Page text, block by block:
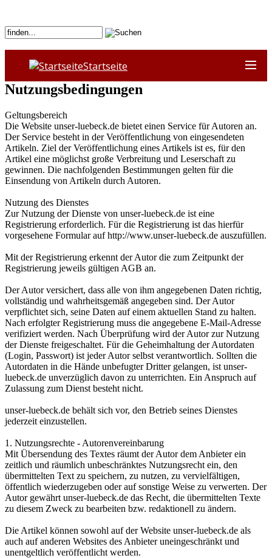
Startseite
Nutzungsbedingungen
Geltungsbereich
Die Website unser-luebeck.de bietet einen Service für Autoren an.
Der Service besteht in der Veröffentlichung von eingesendeten
Artikeln. Ziel der Veröffentlichung eines Artikels ist es, für den
Artikel eine möglichst große Verbreitung und Leserschaft zu
gewinnen. Die nachfolgenden Bestimmungen gelten für die
Einsendung von Artikeln durch Autoren.
Nutzung des Dienstes
Zur Nutzung der Dienste von unser-luebeck.de ist eine
Registrierung erforderlich. Für die Registrierung ist das hierfür
vorgesehene Formular auf http://www.unser-luebeck.de auszufüllen.
Mit der Registrierung erkennt der Autor die zum Zeitpunkt der
Registrierung jeweils gültigen AGB an.
Der Autor versichert, dass alle von ihm angegebenen Daten richtig,
vollständig und wahrheitsgemäß angegeben sind. Der Autor
verpflichtet sich, seine Daten auf einem aktuellen Stand zu halten.
Nach erfolgter Registrierung muss die angegebene E-Mail-Adresse
verifiziert werden. Nach Überprüfung wird der Autor zur Nutzung
der Dienste freigeschaltet. Für die Geheimhaltung der Autordaten
(Login, Passwort) ist jeder Autor selbst verantwortlich. Sollten die
Autordaten in die Hände unbefugter Dritter gelangen, ist unser-
luebeck.de unverzüglich davon zu unterrichten. Ein Anspruch auf
Zulassung zum Dienst besteht nicht.
unser-luebeck.de behält sich vor, den Betrieb seines Dienstes
jederzeit einzustellen.
1. Nutzungsrechte - Autorenvereinbarung
Mit Übersendung des Textes räumt der Autor dem Anbieter ein
zeitlich und räumlich unbeschränktes Nutzungsrecht ein, den
übermittelten Text zu speichern, zu nutzen, zu vervielfältigen,
öffentlich wiederzugeben oder auf sonstige Weise zu verwerten. Der
Autor gewährt unser-luebeck.de das Recht, die übermittelten Texte
zu diesem Zweck zu bearbeiten bzw. redaktionell zu ändern.
Die Artikel können sowohl auf der Website unser-luebeck.de als
auch auf anderen Websites des Anbieter uneingeschränkt und
unentgeltlich veröffentlicht werden.